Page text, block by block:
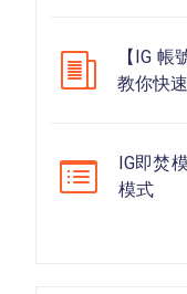
【IG
教你快
IG即焚
模式